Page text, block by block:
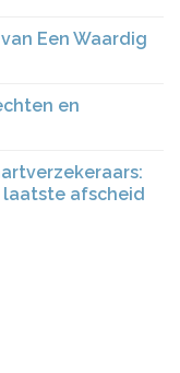
Een Waardig
en
laatste afscheid